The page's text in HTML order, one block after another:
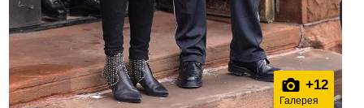
+12
Галерея